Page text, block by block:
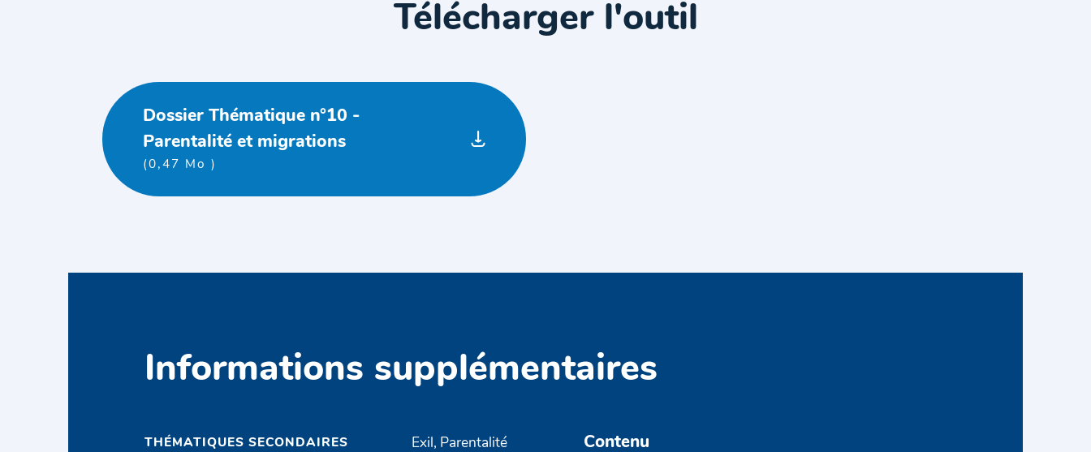
Télécharger l'outil
Dossier Thématique n°10 -
Parentalité et migrations
(0,47 Mo )
Informations supplémentaires
THÉMATIQUES SECONDAIRES Exil, Parentalité Contenu